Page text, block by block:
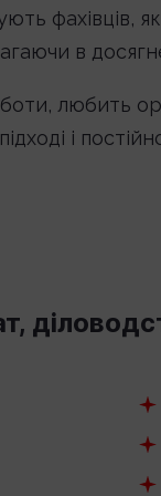
фахівців,
в
любить
і